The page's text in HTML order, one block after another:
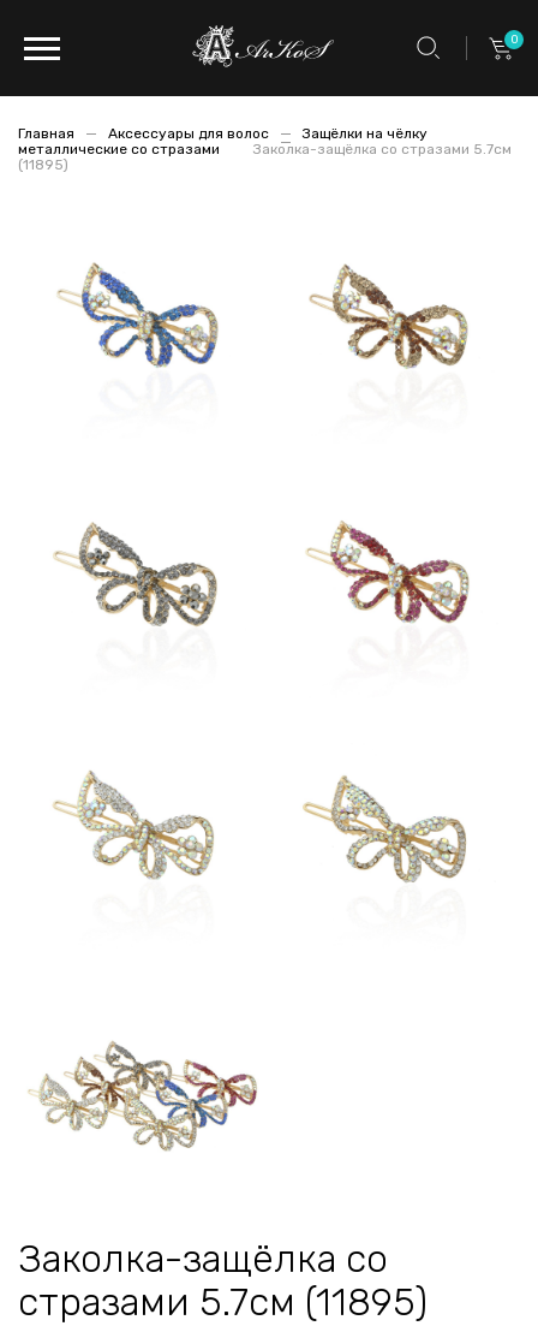
0
Главная Аксессуары для волос
Защёлки на чёлку
металлические со стразами
Заколка-защёлка со стразами 5.7см
(11895)
Заколка-защёлка со
стразами 5.7см (11895)